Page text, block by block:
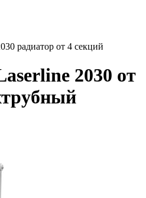
радиатор от 4 секций
2030 от